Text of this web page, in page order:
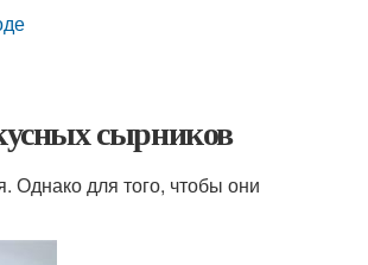
сырников
Однако для того, чтобы они